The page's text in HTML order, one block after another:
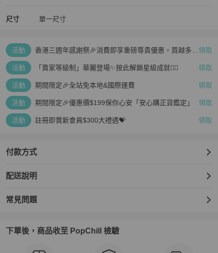
尺寸 單一尺寸
活動
香港三週年感謝祭🎉消費即享重磅尊貴優惠，買越多、 領取
活動 「賣家等級制」華麗登場✨按此解鎖星級成就👆🏻 領取
活動 期間限定🎉全站免本地&國際運費 領取
活動 期間限定🎉優惠價$199保你心安「安心購正貨鑑定」 領取
活動 註冊即賞新會員$300大禮遇💝 領取
付款方式
配送說明
常見問題
下單後，商品收至 PopChill 檢驗